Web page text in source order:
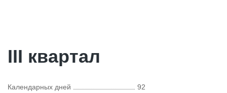
III квартал
Календарных дней
92